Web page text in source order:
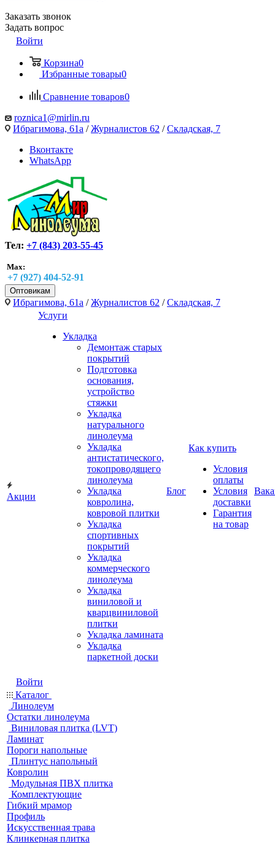
Заказать звонок
Задать вопрос
Войти
Корзина0
Избранные товары0
Сравнение товаров0
roznica1@mirlin.ru
Ибрагимова, 61а /Журналистов 62 /Складская, 7
Вконтакте
WhatsApp
Тел: +7 (843) 203-55-45
Max:
+7 (927) 404-52-91
Оптовикам
Ибрагимова, 61а /Журналистов 62 /Складская, 7
Акции
Услуги
Укладка
Демонтаж старых
покрытий
Подготовка
основания,
устройство
стяжки
Укладка
натурального
линолеума
Укладка
антистатического,
токопроводящего
линолеума
Укладка
ковролина,
ковровой плитки
Укладка
спортивных
покрытий
Укладка
коммерческого
линолеума
Укладка
виниловой и
кварцвиниловой
плитки
Укладка ламината
Укладка
паркетной доски
Блог
Как купить
Условия
оплаты
Условия
доставки
Гарантия
на товар
Войти
Каталог
Линолеум
Остатки линолеума
Виниловая плитка (LVT)
Ламинат
Пороги напольные
Плинтус напольный
Ковролин
Модульная ПВХ плитка
Комплектующие
Гибкий мрамор
Профиль
Искусственная трава
Клинкерная плитка